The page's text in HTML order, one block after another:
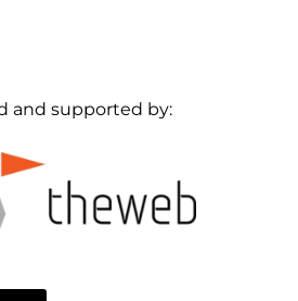
and supported by: